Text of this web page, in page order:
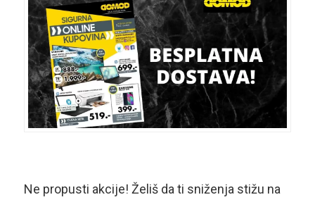
Ne propusti akcije! Želiš da ti sniženja stižu na